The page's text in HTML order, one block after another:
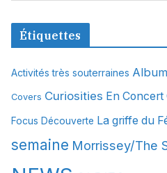
c
v
e
Étiquettes
Activités très souterraines
Covers Curiosities En
Focus Découverte La griffe du
semaine Morrissey/The